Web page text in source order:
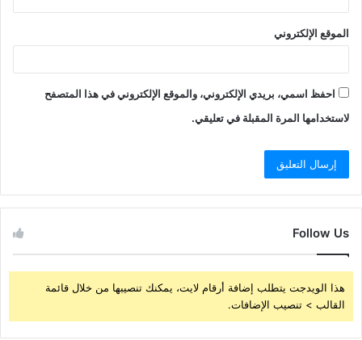
الموقع الإلكتروني
احفظ اسمي، بريدي الإلكتروني، والموقع الإلكتروني في هذا المتصفح
لاستخدامها المرة المقبلة في تعليقي.
Follow Us
هذا الويدجت يتطلب إضافة أرقام لايت، يمكنك تنصيبها من خلال قائمة
القالب > تنصيب الإضافات.